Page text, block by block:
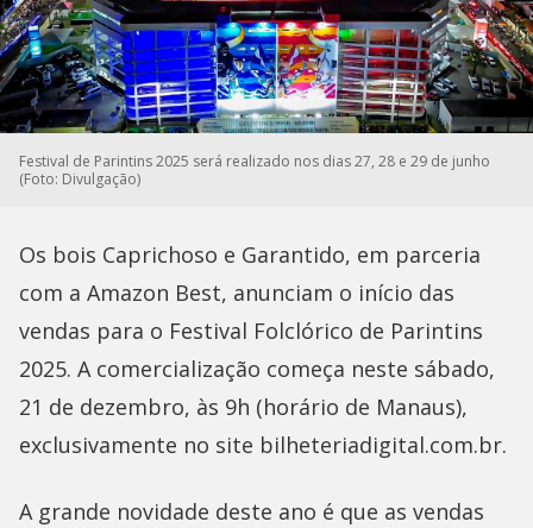
Festival de Parintins 2025 será realizado nos dias 27, 28 e 29 de junho
(Foto: Divulgação)
Os bois Caprichoso e Garantido, em parceria
com a Amazon Best, anunciam o início das
vendas para o Festival Folclórico de Parintins
2025. A comercialização começa neste sábado,
21 de dezembro, às 9h (horário de Manaus),
exclusivamente no site bilheteriadigital.com.br.
A grande novidade deste ano é que as vendas